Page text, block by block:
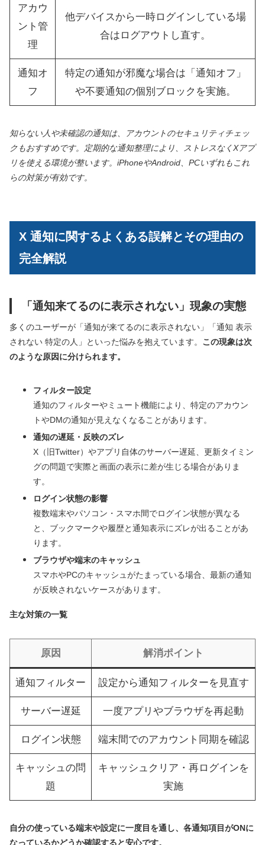
アカウ
ント管
理
他デバイスから一時ログインしている場
合はログアウトし直す。
通知オ
フ
特定の通知が邪魔な場合は「通知オフ」
や不要通知の個別ブロックを実施。
知らない人や未確認の通知は、アカウントのセキュリティチェッ
クもおすすめです。定期的な通知整理により、ストレスなくXアプ
リを使える環境が整います。iPhoneやAndroid、PCいずれもこれ
らの対策が有効です。
X 通知に関するよくある誤解とその理由の
完全解説
「通知来てるのに表示されない」現象の実態
多くのユーザーが「通知が来てるのに表示されない」「通知 表示
されない 特定の人」といった悩みを抱えています。 この現象は次
のような原因に分けられます。
フィルター設定
通知のフィルターやミュート機能により、特定のアカウン
トやDMの通知が見えなくなることがあります。
通知の遅延・反映のズレ
X（旧Twitter）やアプリ自体のサーバー遅延、更新タイミン
グの問題で実際と画面の表示に差が生じる場合がありま
す。
ログイン状態の影響
複数端末やパソコン・スマホ間でログイン状態が異なる
と、ブックマークや履歴と通知表示にズレが出ることがあ
ります。
ブラウザや端末のキャッシュ
スマホやPCのキャッシュがたまっている場合、最新の通知
が反映されないケースがあります。
主な対策の一覧
原因 解消ポイント
通知フィルター 設定から通知フィルターを見直す
サーバー遅延 一度アプリやブラウザを再起動
ログイン状態 端末間でのアカウント同期を確認
キャッシュの問
題
キャッシュクリア・再ログインを
実施
自分の使っている端末や設定に一度目を通し、各通知項目がONに
なっているかどうか確認すると安心です。